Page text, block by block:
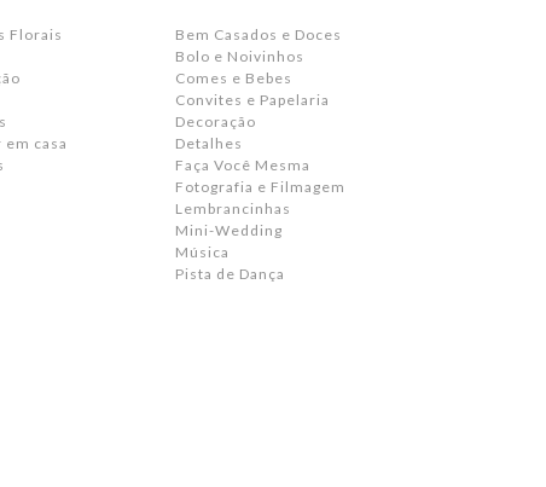
Florais
em casa
Bem Casados e Doces
Bolo e Noivinhos
Comes e Bebes
Convites e Papelaria
Decoração
Detalhes
Faça Você Mesma
Fotografia e Filmagem
Lembrancinhas
Mini-Wedding
Música
Pista de Dança